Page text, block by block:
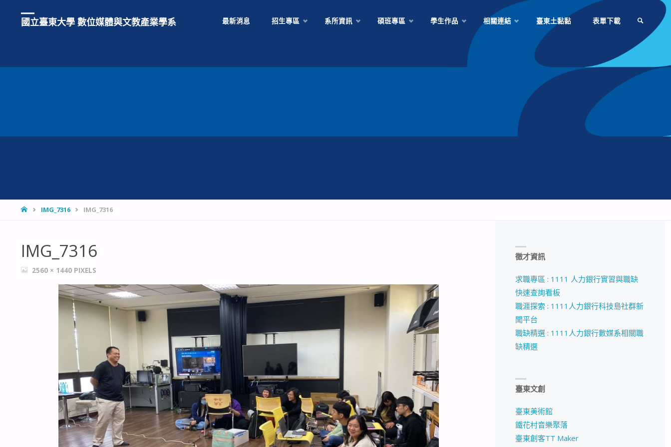
國立臺東大學 數位媒體與文教產業學系 最新消息 招生專區 系所資訊 碩班專區 學生作品 相關連結 臺東土黏黏 表單下載
HOMEIMG_7316 IMG_7316
IMG_7316
FULL2560 × 1440 PIXELS
徵才資訊
求職專區 : 1111 人力銀行實習與職缺
快速查詢看板
職涯探索 : 1111人力銀行科技島社群新
聞平台
職缺精選 : 1111人力銀行數媒系相關職
缺精選
臺東文創
臺東美術館
鐵花村音樂聚落
臺東創客TT Maker